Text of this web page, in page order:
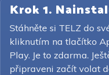
Krok 1.
Stáhněte si TELZ do
kliknutím na tlačítko
Play. Je to zdarma.
připraveni začít volat